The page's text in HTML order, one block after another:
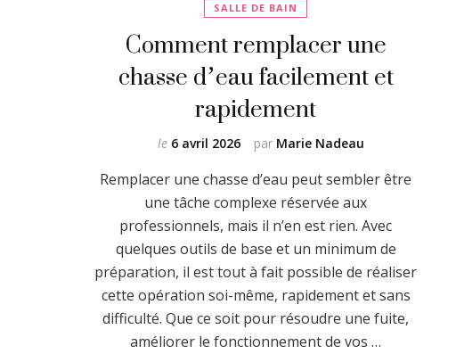
SALLE DE BAIN
Comment remplacer une
chasse d’eau facilement et
rapidement
par Marie Nadeau
le 6 avril 2026
Remplacer une chasse d’eau peut sembler être
une tâche complexe réservée aux
professionnels, mais il n’en est rien. Avec
quelques outils de base et un minimum de
préparation, il est tout à fait possible de réaliser
cette opération soi-même, rapidement et sans
difficulté. Que ce soit pour résoudre une fuite,
améliorer le fonctionnement de vos …